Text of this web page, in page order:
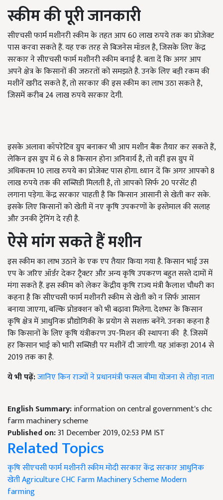
स्कीम की पूरी जानकारी
सीएचसी फार्म मशीनरी स्कीम के तहत आप 60 लाख रुपये तक का प्रोजेक्ट
पास करवा सकते हैं. यह एक तरह से बिजनेस मॉडल है, जिसके लिए केंद्र
सरकार ने सीएचसी फार्म मशीनरी स्कीम बनाई है. बता दें कि अगर आप
अपने क्षेत्र के किसानों की जरुरतों को समझते है. उनके लिए बड़ी रकम की
मशीनें खरीद सकते हैं, तो सरकार की इस स्कीम का लाभ उठा सकते है,
जिसमें करीब 24 लाख रुपये सरकार देगी.
इसके अलावा कॉपरेटिव ग्रुप बनाकर भी आप मशीन बैंक तैयार कर सकते हैं,
लेकिन इस ग्रुप में 6 से 8 किसान होना अनिवार्य है, तो वहीं इस ग्रुप में
अधिकतम 10 लाख रुपये का प्रोजेक्ट पास होगा. ध्यान दें कि अगर आपको 8
लाख रुपये तक की सब्सिडी मिलती है, तो आपको सिर्फ 20 परसेंट ही
लगाना पड़ेगा. केंद्र सरकार चाहती है कि किसान आसानी से खेती कर सके.
इसके लिए किसानों को खेती में नए कृषि उपकरणों के इस्तेमाल की सलाह
और उनकी ट्रेनिंग दे रही है.
ऐसे मांग सकते हैं मशीन
इस स्कीम का लाभ उठाने के एक एप तैयार किया गया है. किसान भाई उस
एप के जरिए ऑर्डर देकर ट्रैक्टर और अन्य कृषि उपकरण बहुत सस्ते दामों में
मंगा सकते हैं. इस स्कीम को लेकर केंद्रीय कृषि राज्य मंत्री कैलाश चौधरी का
कहना है कि सीएचसी फार्म मशीनरी स्कीम से खेती को न सिर्फ आसान
बनाया जाएगा, बल्कि प्रोडक्शन को भी बढ़ावा मिलेगा. देशभर के किसान
कृषि क्षेत्र में आधुनिक प्रौद्योगिकी के प्रयोग से सशक्त बनेंगे. उनका कहना है
कि किसानों के लिए कृषि यंत्रीकरण उप-मिशन की स्थापना की है. जिसमें
हर किसान भाई को भारी सब्सिडी पर मशीनें दी जाएंगी. यह आंकड़ा 2014 से
2019 तक का है.
ये भी पढ़ें:जानिए किन राज्यों ने प्रधानमंत्री फसल बीमा योजना से तोड़ा नाता
English Summary:information on central government's chc
farm machinery scheme
Published on:31 December 2019, 02:53 PM IST
Related Topics
कृषिसीएचसी फार्म मशीनरी स्कीममोदी सरकारकेंद्र सरकारआधुनिक
खेतीAgricultureCHC Farm Machinery SchemeModern
farming